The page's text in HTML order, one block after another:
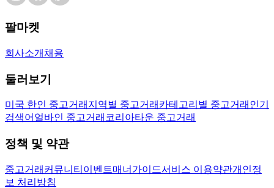
팔마켓
회사소개 채용
둘러보기
미국 한인 중고거래 지역별 중고거래 카테고리별 중고거래 인기
검색어 얼바인 중고거래 코리아타운 중고거래
정책 및 약관
중고거래 커뮤니티 이벤트매너가이드서비스 이용약관개인정
보 처리방침